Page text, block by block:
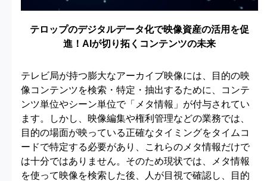
Video
テロップのデジタルデータ化で映像資産の活用を促
進！AIが切り拓くコンテンツの未来
テレビ局が持つ膨大なアーカイブ映像には、目的の映
像コンテンツを検索・特定・抽出するために、コンテ
ンツ単位やシーン単位で「メタ情報」が付与されてい
ます。しかし、映像編集や権利管理などの業務では、
目的の場面が映っている正確なタイミングをタイムコ
ードで特定する必要があり、これらのメタ情報だけで
は十分ではありません。そのため現状では、メタ情報
を使って映像を検索した後、人が目視で確認し、目的